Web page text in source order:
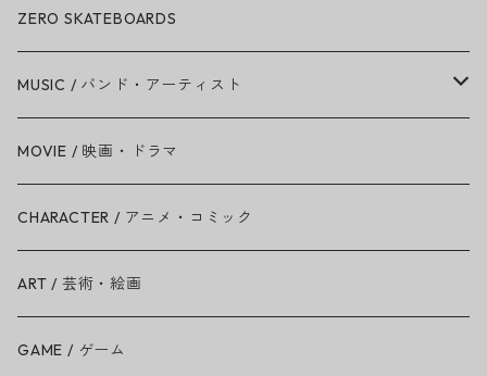
ZERO SKATEBOARDS
MUSIC / バンド・アーティスト
Amy Winehouse
Ariana Grande
BAD RELIGION
BEASTIE BOYS
MOVIE / 映画・ドラマ
CHARACTER / アニメ・コミック
ART / 芸術・絵画
GAME / ゲーム